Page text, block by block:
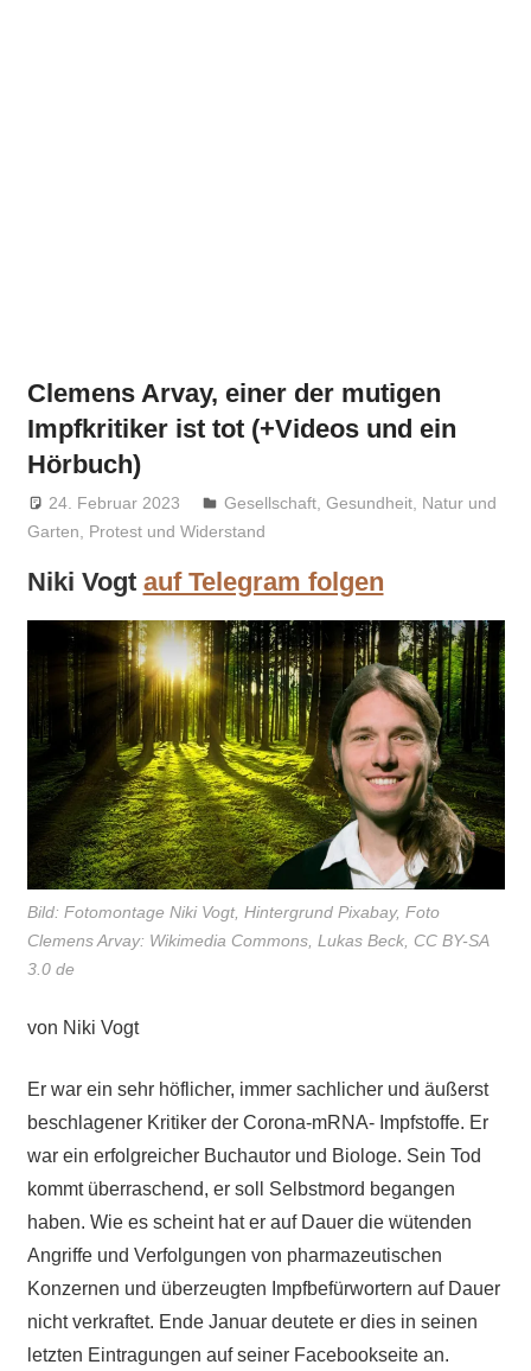
Clemens Arvay, einer der mutigen
Impfkritiker ist tot (+Videos und ein
Hörbuch)
24. Februar 2023 Niki Vogt
Gesellschaft,Gesundheit, Natur und
Garten, Protest und Widerstand
Niki Vogt auf Telegram folgen
Bild: Fotomontage Niki Vogt, Hintergrund Pixabay, Foto
Clemens Arvay: Wikimedia Commons, Lukas Beck, CC BY-SA
3.0 de
von Niki Vogt
Er war ein sehr höflicher, immer sachlicher und äußerst
beschlagener Kritiker der Corona-mRNA- Impfstoffe. Er
war ein erfolgreicher Buchautor und Biologe. Sein Tod
kommt überraschend, er soll Selbstmord begangen
haben. Wie es scheint hat er auf Dauer die wütenden
Angriffe und Verfolgungen von pharmazeutischen
Konzernen und überzeugten Impfbefürwortern auf Dauer
nicht verkraftet. Ende Januar deutete er dies in seinen
letzten Eintragungen auf seiner Facebookseite an.